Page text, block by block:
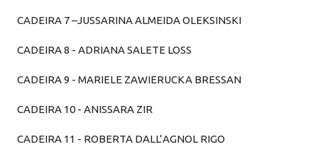
CADEIRA 7 –JUSSARINA ALMEIDA OLEKSINSKI
CADEIRA 8 - ADRIANA SALETE LOSS
CADEIRA 9 - MARIELE ZAWIERUCKA BRESSAN
CADEIRA 10 - ANISSARA ZIR
CADEIRA 11 - ROBERTA DALL’AGNOL RIGO